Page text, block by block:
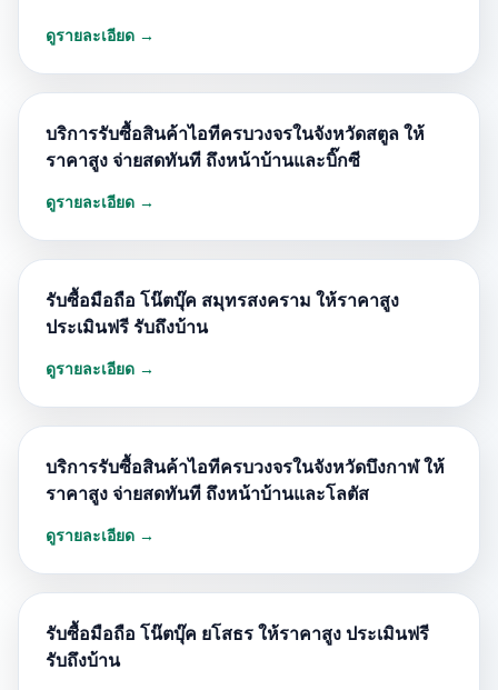
ดูรายละเอียด →
บริการรับซื้อสินค้าไอทีครบวงจรในจังหวัดสตูล ให้
ราคาสูง จ่ายสดทันที ถึงหน้าบ้านและบิ๊กซี
ดูรายละเอียด →
รับซื้อมือถือ โน๊ตบุ๊ค สมุทรสงคราม ให้ราคาสูง
ประเมินฟรี รับถึงบ้าน
ดูรายละเอียด →
บริการรับซื้อสินค้าไอทีครบวงจรในจังหวัดบึงกาฬ ให้
ราคาสูง จ่ายสดทันที ถึงหน้าบ้านและโลตัส
ดูรายละเอียด →
รับซื้อมือถือ โน๊ตบุ๊ค ยโสธร ให้ราคาสูง ประเมินฟรี
รับถึงบ้าน